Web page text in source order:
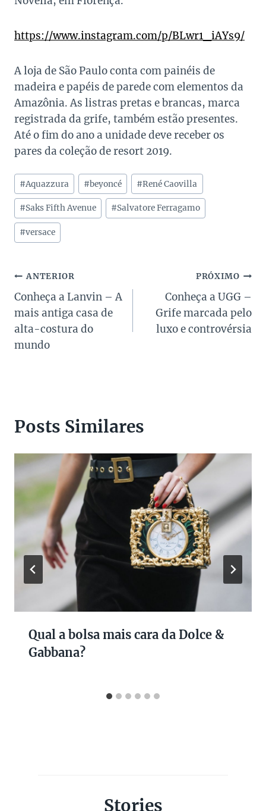
https://www.instagram.com/p/BLwr1_iAYs9/
A loja de São Paulo conta com painéis de
madeira e papéis de parede com elementos da
Amazônia. As listras pretas e brancas, marca
registrada da grife, também estão presentes.
Até o fim do ano a unidade deve receber os
pares da coleção de resort 2019.
Tags
do
Post:
#Aquazzura #beyoncé #René Caovilla
#Saks Fifth Avenue #Salvatore Ferragamo
#versace
Navegação
de
Post
ANTERIOR
Conheça a Lanvin – A
mais antiga casa de
alta-costura do
mundo
PRÓXIMO
Conheça a UGG –
Grife marcada pelo
luxo e controvérsia
Posts Similares
Qual a bolsa mais cara da Dolce &
Gabbana?
Stories